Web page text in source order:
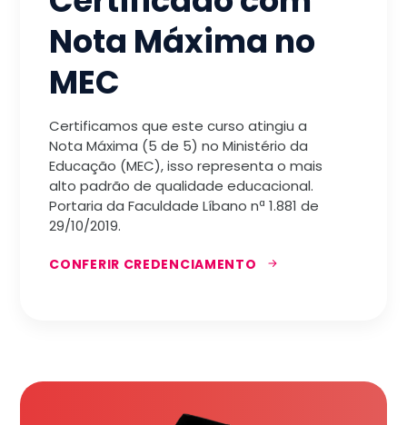
Nota Máxima no
MEC
Certificamos que este curso atingiu a
Nota Máxima (5 de 5) no Ministério da
Educação (MEC), isso representa o mais
alto padrão de qualidade educacional.
Portaria da Faculdade Líbano nª 1.881 de
29/10/2019.
CONFERIR CREDENCIAMENTO